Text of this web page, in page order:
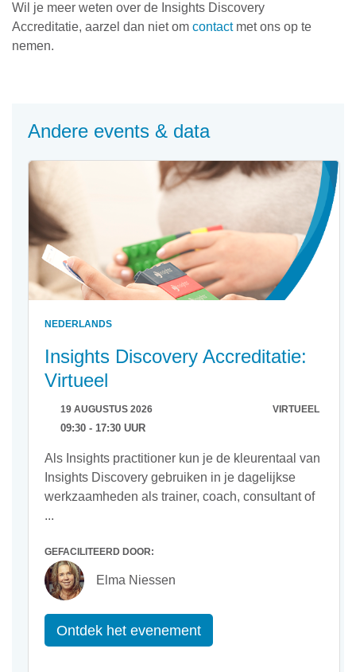
Wil je meer weten over de Insights Discovery
Accreditatie, aarzel dan niet om contactmet ons op te
nemen.
Andere events & data
NEDERLANDS
Insights Discovery Accreditatie:
Virtueel
19 AUGUSTUS 2026 VIRTUEEL
09:30 - 17:30 UUR
Als Insights practitioner kun je de kleurentaal van
Insights Discovery gebruiken in je dagelijkse
werkzaamheden als trainer, coach, consultant of
...
GEFACILITEERD DOOR:
Elma Niessen
Ontdek het evenement